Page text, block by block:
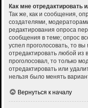
Как мне отредактировать
Так же, как и сообщения,
создателями,
редактирования опроса
сообщения в теме; опрос
успел проголосовать, то
отредактировать любой из
проголосовал, то только
отредактировать или
нельзя было менять
Вернуться к началу